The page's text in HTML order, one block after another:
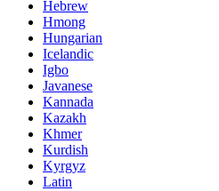
Hebrew
Hmong
Hungarian
Icelandic
Igbo
Javanese
Kannada
Kazakh
Khmer
Kurdish
Kyrgyz
Latin